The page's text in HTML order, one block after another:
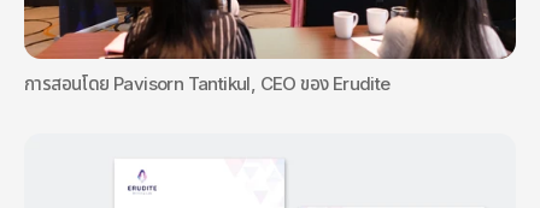
การสอนโดย Pavisorn Tantikul, CEO ของ Erudite